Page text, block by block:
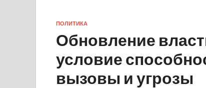
ПОЛИТИКА
Обновление
условие
вызовы и угрозы